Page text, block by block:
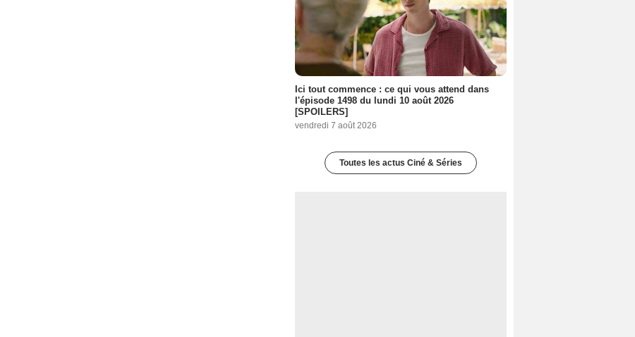
Ici tout commence : ce qui vous attend dans
l'épisode 1498 du lundi 10 août 2026
[SPOILERS]
vendredi 7 août 2026
Toutes les actus Ciné & Séries